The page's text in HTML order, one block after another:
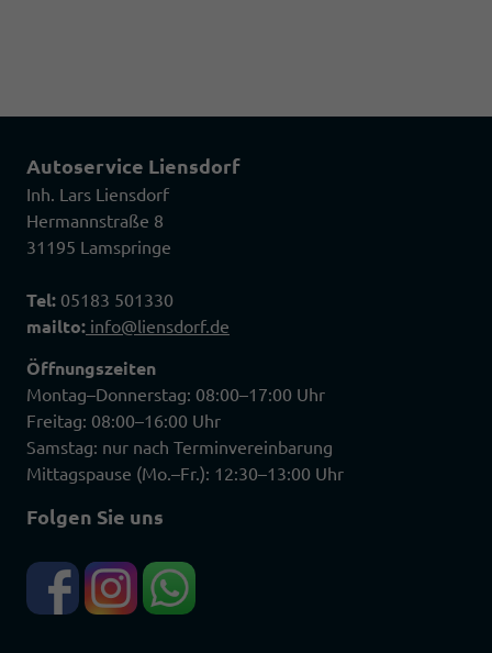
Autoservice Liensdorf
Inh. Lars Liensdorf
Hermannstraße 8
31195 Lamspringe
Tel: 05183 501330
mailto: info@liensdorf.de
Öffnungszeiten
Montag–Donnerstag: 08:00–17:00 Uhr
Freitag: 08:00–16:00 Uhr
Samstag: nur nach Terminvereinbarung
Mittagspause (Mo.–Fr.): 12:30–13:00 Uhr
Folgen Sie uns